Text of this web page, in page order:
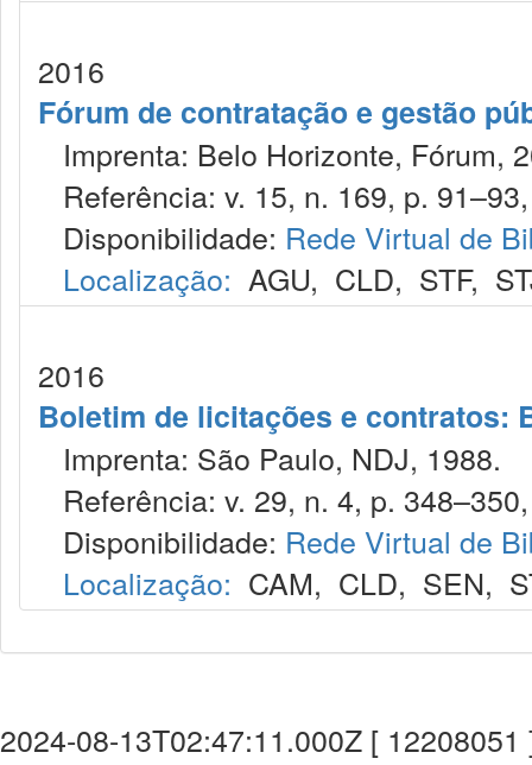
2016
Fórum de contratação e gestão
Imprenta: Belo Horizonte, Fórum,
Referência: v. 15, n. 169, p.
Disponibilidade: Rede Virtual de
Localização: AGU, CLD, STF,
2016
Boletim de licitações e contratos:
Imprenta: São Paulo, NDJ, 1988.
Referência: v. 29, n. 4, p.
Disponibilidade: Rede Virtual de
Localização: CAM, CLD, SEN,
2024-08-13T02:47:11.000Z [ 12208051